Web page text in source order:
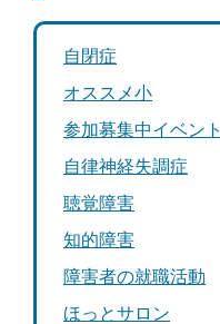
自閉症
オススメ小
参加募集中イベント
自律神経失調症
聴覚障害
知的障害
障害者の就職活動
ほっとサロン